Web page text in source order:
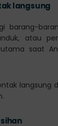
langsung
barang-
atau
saat
langsung